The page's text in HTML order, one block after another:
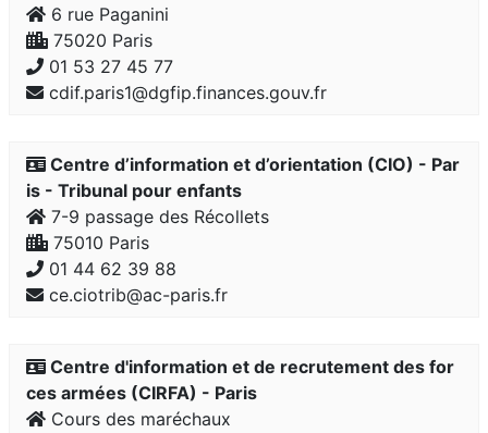
6 rue Paganini
75020 Paris
01 53 27 45 77
cdif.paris1@dgfip.finances.gouv.fr
Centre d’information et d’orientation (CIO) - Par
is - Tribunal pour enfants
7-9 passage des Récollets
75010 Paris
01 44 62 39 88
ce.ciotrib@ac-paris.fr
Centre d'information et de recrutement des for
ces armées (CIRFA) - Paris
Cours des maréchaux